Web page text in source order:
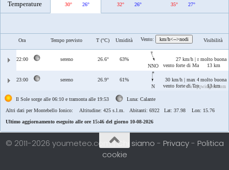
Temperature 30° 26° 32° 26° 35° 27°
Ora Tempo previsto T (°C) Umidità Vento: km/h<-->nodi Visibilità
22:00 sereno 26.6°
63%
NNO
27 km/h | max 42 km/h
vento forte di Maestrale/
molto buona
13 km
23:00 sereno 26.9°
61%
N
30 km/h | max 44 km/h
vento forte di Tramontana
molto buona
13 km
www.jqwidgets.com
Il Sole sorge alle 06:10 e tramonta alle 19:53
Luna: Calante
Altri dati per Montebello Ionico: Altitudine: 425 s.l.m. Abitanti: 6922 Lat: 37.98 Lon: 15.76
Ultimo aggiornamento eseguito alle ore 15:46 del giorno 10-08-2026
© 2011-2026 youmeteo.com |Chi siamo - Privacy- Politica
cookie